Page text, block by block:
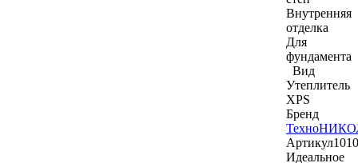
Внутренняя
отделка
Для
фундамента
Вид
Утеплитель
XPS
Бренд
Артикул
Идеальное